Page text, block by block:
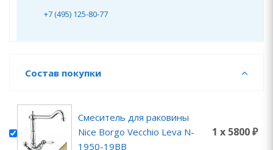
+7 (495) 125-80-77
Состав покупки
Смеситель для раковины
Nice Borgo Vecchio Leva N-
1950-19BB
1 x 5800 ₽